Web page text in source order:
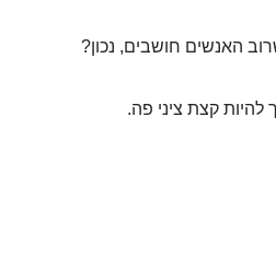
האנשים חושבים, נכון?
להיות קצת ציני פה.